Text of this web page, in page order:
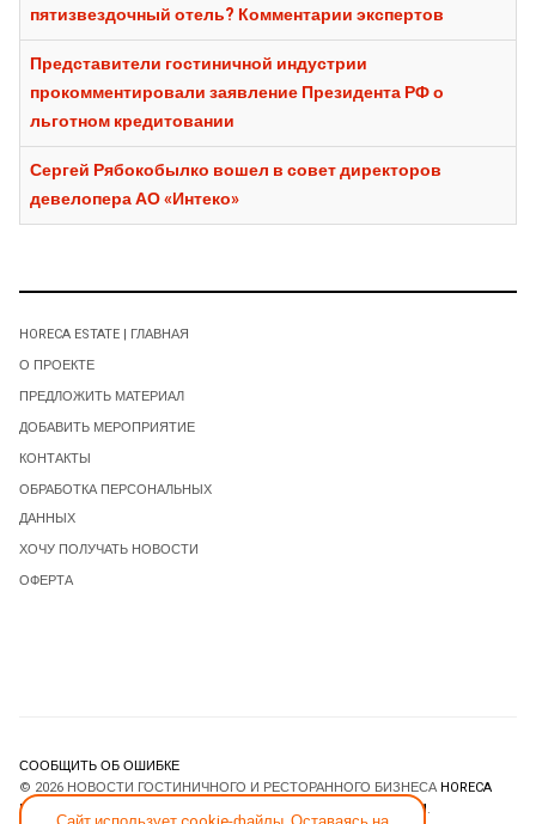
пятизвездочный отель? Комментарии экспертов
Представители гостиничной индустрии
прокомментировали заявление Президента РФ о
льготном кредитовании
Сергей Рябокобылко вошел в совет директоров
девелопера АО «Интеко»
HORECA ESTATE | ГЛАВНАЯ
О ПРОЕКТЕ
ПРЕДЛОЖИТЬ МАТЕРИАЛ
ДОБАВИТЬ МЕРОПРИЯТИЕ
КОНТАКТЫ
ОБРАБОТКА ПЕРСОНАЛЬНЫХ
ДАННЫХ
ХОЧУ ПОЛУЧАТЬ НОВОСТИ
ОФЕРТА
СООБЩИТЬ ОБ ОШИБКЕ
© 2026 НОВОСТИ ГОСТИНИЧНОГО И РЕСТОРАННОГО БИЗНЕСА HORECA
ESTATE
JOOMLART.COM.